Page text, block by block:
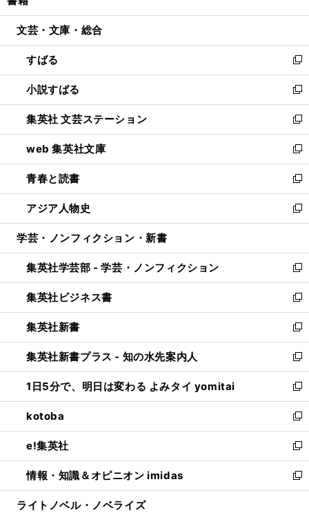
開
ウ
開
く
ン
ウ
で
開
く
ウ
ン
ド
ウ
で
開
く
文芸・文庫・総合
すばる
新
し
い
ウ
ィ
ン
ド
ウ
で
開
く
小説すばる
新
し
い
ウ
ィ
ン
ド
ウ
で
開
集英社 文芸ステーション
新
し
い
ウ
ィ
ン
ド
ウ
開
く
web 集英社文庫
新
し
い
ウ
ィ
ン
ウ
で
開
く
青春と読書
新
し
い
ウ
ン
ド
ウ
で
開
く
アジア人物史
新
し
ウ
ィ
ン
ド
ウ
で
開
く
学芸・ノンフィクション・新書
集英社学芸部 - 学芸・ノンフィクション
新
し
い
ウ
ィ
ン
ド
ウ
で
開
く
集英社ビジネス書
新
し
い
ウ
ィ
ン
ド
ウ
で
開
く
集英社新書
新
し
い
ウ
ィ
ン
ド
ウ
で
開
く
集英社新書プラス - 知の水先案内人
新
し
い
ウ
ィ
ン
ド
ウ
で
開
1日5分で、明日は変わる よみタイ yomitai
新
し
い
ウ
ィ
ン
ド
ウ
kotoba
新
し
い
ウ
ィ
ン
e!集英社
新
し
い
ウ
情報・知識＆オピニオン imidas
新
し
ライトノベル・ノベライズ